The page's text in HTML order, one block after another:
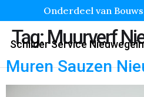
Onderdeel van
Schilder Service Nieuwegein
Tag:Muurverf
Muren Sauzen